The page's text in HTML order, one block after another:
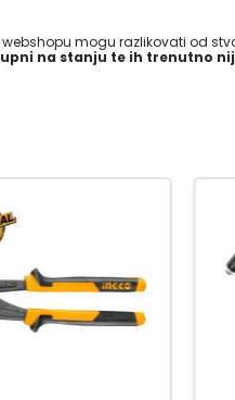
mogu razlikovati od
na stanju te ih trenutno